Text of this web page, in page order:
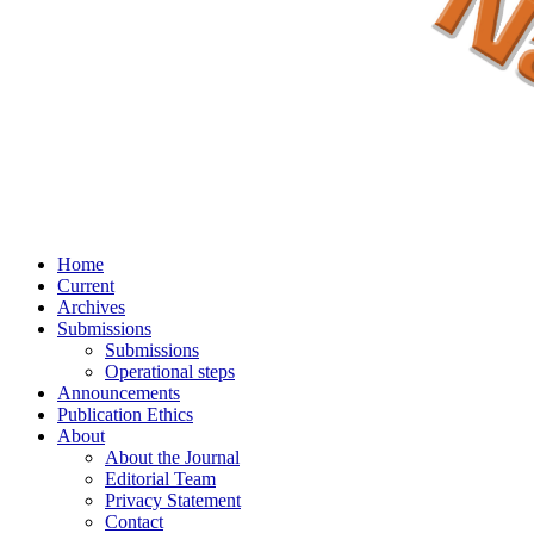
Home
Current
Archives
Submissions
Submissions
Operational steps
Announcements
Publication Ethics
About
About the Journal
Editorial Team
Privacy Statement
Contact